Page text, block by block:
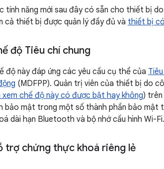
tính năng mới sau đây có sẵn cho thiết bị
cả thiết bị được quản lý đầy đủ và thiết bị
độ Tiêu chí chung
độ này đáp ứng các yêu cầu cụ thể của
(MDFPP). Quản trị viên của thiết bị do
chế độ này có được bật hay không)
bảo mật trong một số thành phần bảo mật
dài hạn Bluetooth và bộ nhớ cấu hình Wi-Fi.
trợ chứng thực khoá riêng lẻ